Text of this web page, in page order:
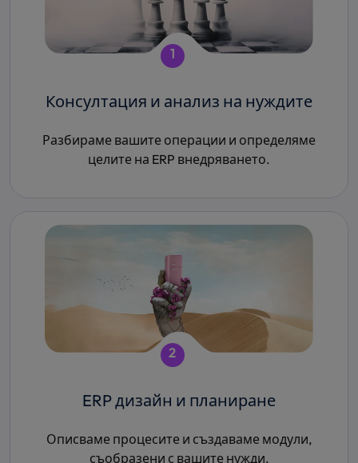
1
Консултация и анализ на нуждите
Разбираме вашите операции и определяме
целите на ERP внедряването.
2
ERP дизайн и планиране
Описваме процесите и създаваме модули,
съобразени с вашите нужди.